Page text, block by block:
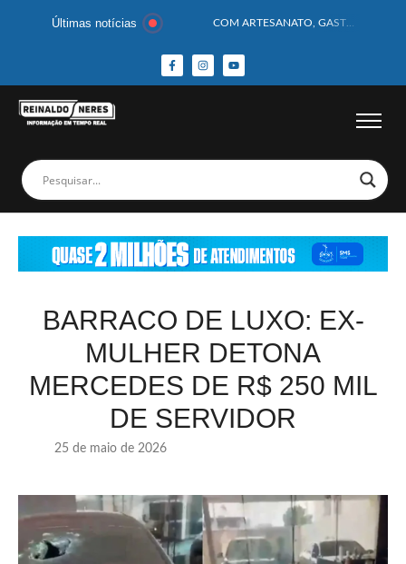
Últimas notícias
HOMEM CAI DE CACHOEIRA DE 40 METROS AO TENTAR FAZER FOTO
CORPOS DAS SEIS VÍTIMAS DE ACIDENTE COM LANCHA SÃO VELADOS; SAIBA COMO FOI
BARRACO DE LUXO: EX-
MULHER DETONA
MERCEDES DE R$ 250 MIL
DE SERVIDOR
25 de maio de 2026